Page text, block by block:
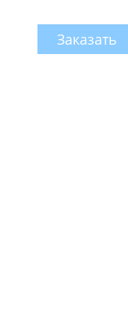
Заказать